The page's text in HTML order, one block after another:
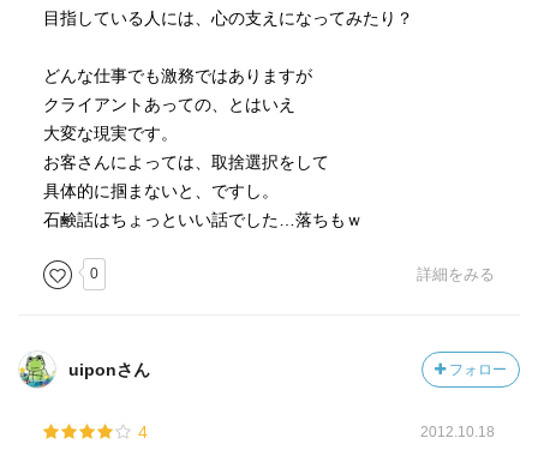
目指している人には、心の支えになってみたり？
どんな仕事でも激務ではありますが
クライアントあっての、とはいえ
大変な現実です。
お客さんによっては、取捨選択をして
具体的に掴まないと、ですし。
石鹸話はちょっといい話でした…落ちもｗ
0 詳細をみる
uiponさん フォロー
4 2012.10.18